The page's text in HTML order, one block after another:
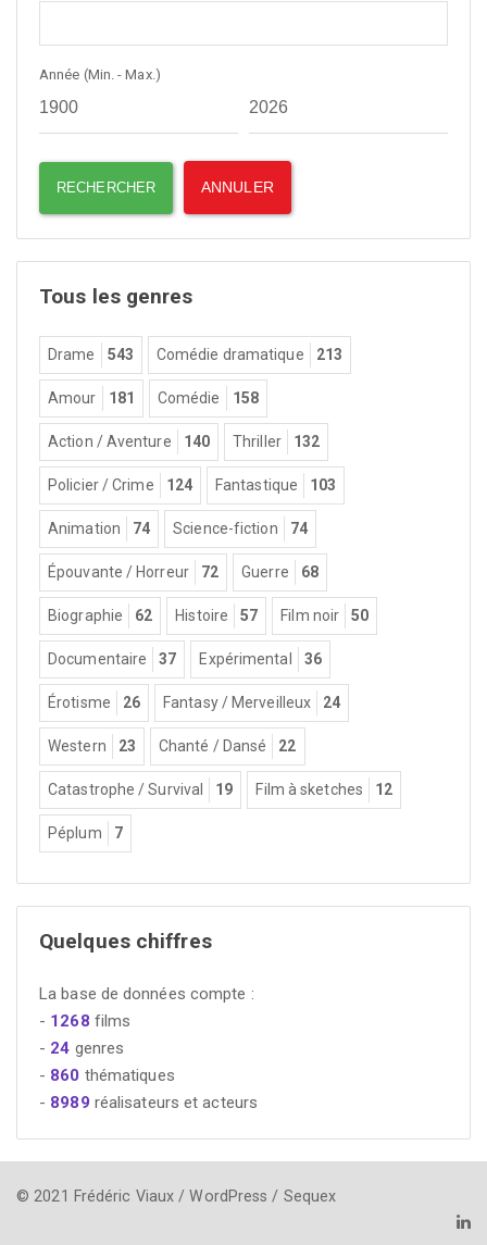
Année (Min. - Max.)
Tous les genres
Drame 543 Comédie dramatique 213
Amour 181 Comédie 158
Action / Aventure 140 Thriller 132
Policier / Crime 124 Fantastique 103
Animation 74 Science-fiction 74
Épouvante / Horreur 72 Guerre 68
Biographie 62 Histoire 57 Film noir 50
Documentaire 37 Expérimental 36
Érotisme 26 Fantasy / Merveilleux 24
Western 23 Chanté / Dansé 22
Catastrophe / Survival 19 Film à sketches 12
Péplum 7
Quelques chiffres
La base de données compte :
- 1268 films
- 24 genres
- 860 thématiques
- 8989 réalisateurs et acteurs
© 2021 Frédéric Viaux / WordPress / Sequex